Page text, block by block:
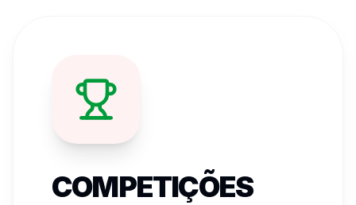
COMPETIÇÕES